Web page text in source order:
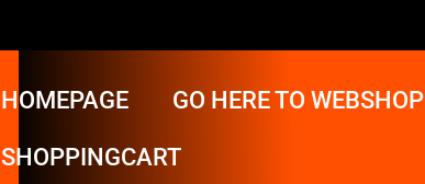
HOMEPAGE GO HERE TO WEBSHOP
SHOPPINGCART